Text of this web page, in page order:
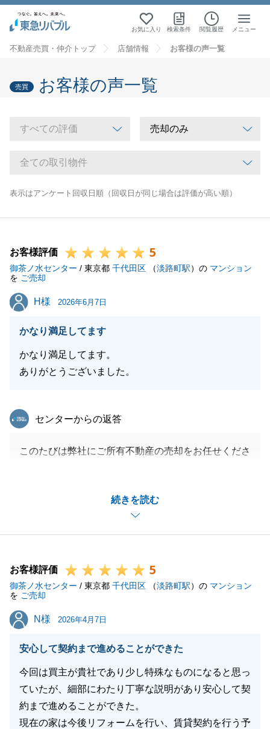
お気に入り 検索条件 閲覧履歴 メニュー
不動産売買・仲介トップ 店舗情報 お客様の声一覧
売買 お客様の声一覧
表示はアンケート回収日順（回収日が同じ場合は評価が高い順）
お客様評価 5
御茶ノ水センター / 東京都 千代田区 （淡路町駅）の マンション
を ご売却
H様
H様 2026年6月7日
かなり満足してます
かなり満足してます。
ありがとうございました。
続きを読む
東急リバブル
センターからの返答
このたびは弊社にご所有不動産の売却をお任せくださ
されたと伺いましたが弊社をお選びいただいたこと
を、光栄に思っていました。
結果的に、非常に早く・ご希望を上回る好条件で成約
今後また何か不動産関係でお手伝いできることがござ
いましたら、ご親戚やご友人等が不動産関係でお困り
でしたら、ぜひ弊社をご用命ください。
閉じる
お客様評価 5
御茶ノ水センター / 東京都 千代田区 （淡路町駅）の マンション
を ご売却
N様
N様 2026年4月7日
安心して契約まで進めることができた
今回は買主が貴社であり少し特殊なものになると思っ
ていたが、細部にわたり丁寧な説明があり安心して契
約まで進めることができた。
現在の家は今後リフォームを行い、賃貸契約を行う予